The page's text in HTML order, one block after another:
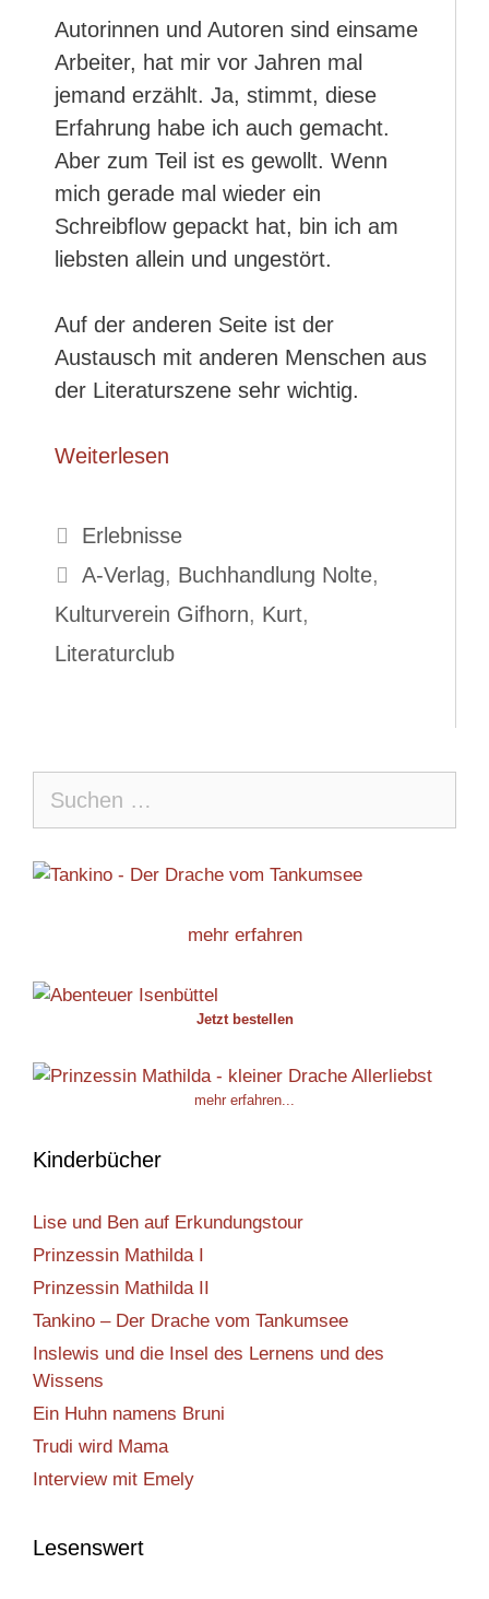
Autorinnen und Autoren sind einsame
Arbeiter, hat mir vor Jahren mal
jemand erzählt. Ja, stimmt, diese
Erfahrung habe ich auch gemacht.
Aber zum Teil ist es gewollt. Wenn
mich gerade mal wieder ein
Schreibflow gepackt hat, bin ich am
liebsten allein und ungestört.
Auf der anderen Seite ist der
Austausch mit anderen Menschen aus
der Literaturszene sehr wichtig.
Weiterlesen
Kategorien
Erlebnisse
Schlagwörter
A-Verlag, Buchhandlung Nolte,
Kulturverein Gifhorn, Kurt,
Literaturclub
nach:
mehr erfahren
Jetzt bestellen
mehr erfahren...
Kinderbücher
Lise und Ben auf Erkundungstour
Prinzessin Mathilda I
Prinzessin Mathilda II
Tankino – Der Drache vom Tankumsee
Inslewis und die Insel des Lernens und des
Wissens
Ein Huhn namens Bruni
Trudi wird Mama
Interview mit Emely
Lesenswert